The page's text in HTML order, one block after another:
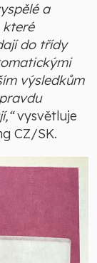
a
které
do třídy
výsledkům
vysvětluje
CZ/SK.